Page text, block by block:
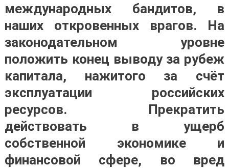
международных бандитов, в
наших откровенных врагов. На
законодательном уровне
положить конец выводу за рубеж
капитала, нажитого за счёт
эксплуатации российских
ресурсов. Прекратить
действовать в ущерб
собственной экономике и
финансовой сфере, во вред